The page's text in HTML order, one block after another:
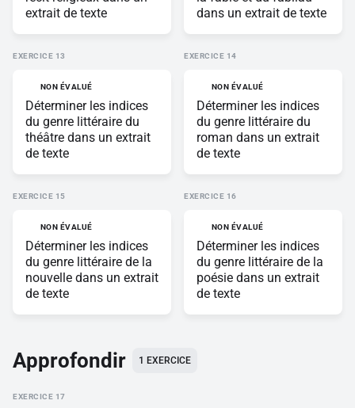
extrait de texte
dans un extrait de texte
EXERCICE
NON ÉVALUÉ
Déterminer les indices
du genre littéraire du
théâtre dans un extrait
de texte
EXERCICE
NON ÉVALUÉ
Déterminer les indices
du genre littéraire du
roman dans un extrait
de texte
EXERCICE
NON ÉVALUÉ
Déterminer les indices
du genre littéraire de la
nouvelle dans un extrait
de texte
EXERCICE
NON ÉVALUÉ
Déterminer les indices
du genre littéraire de la
poésie dans un extrait
de texte
Approfondir 1 EXERCICE
EXERCICE